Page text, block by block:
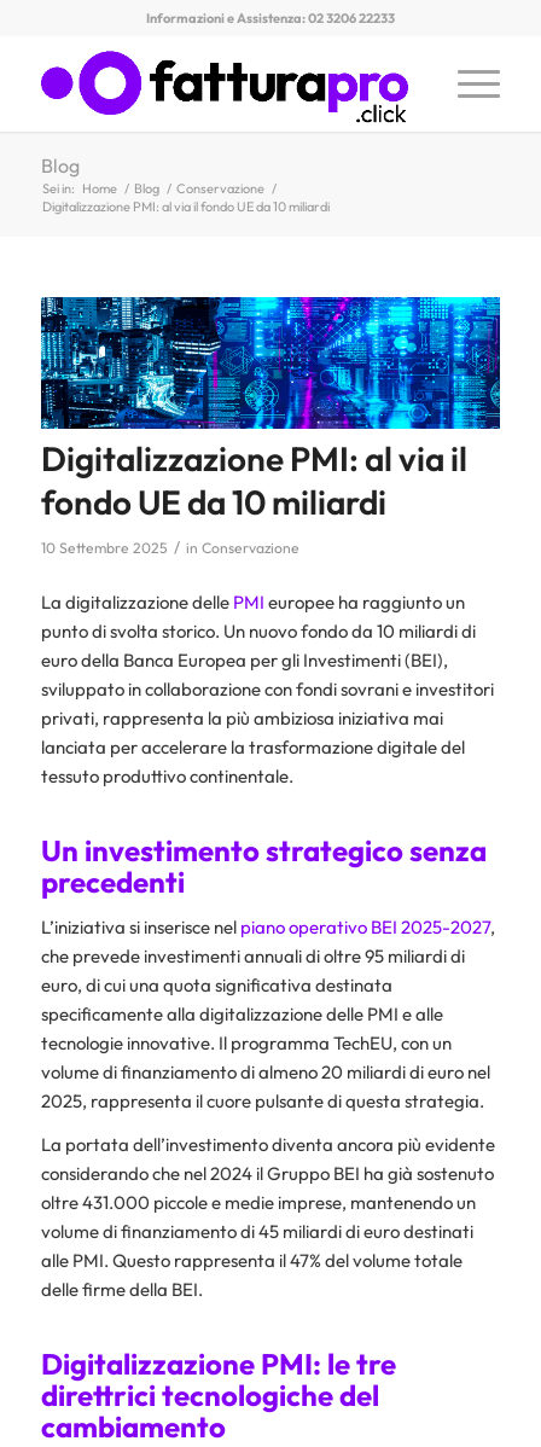
Informazioni e Assistenza: 02 3206 22233
Blog
Sei in: Home / Blog / Conservazione /
Digitalizzazione PMI: al via il fondo UE da 10 miliardi
Digitalizzazione PMI: al via il
fondo UE da 10 miliardi
10 Settembre 2025 / in Conservazione
La digitalizzazione delle PMI europee ha raggiunto un
punto di svolta storico. Un nuovo fondo da 10 miliardi di
euro della Banca Europea per gli Investimenti (BEI),
sviluppato in collaborazione con fondi sovrani e investitori
privati, rappresenta la più ambiziosa iniziativa mai
lanciata per accelerare la trasformazione digitale del
tessuto produttivo continentale.
Un investimento strategico senza
precedenti
L’iniziativa si inserisce nel piano operativo BEI 2025-2027,
che prevede investimenti annuali di oltre 95 miliardi di
euro, di cui una quota significativa destinata
specificamente alla digitalizzazione delle PMI e alle
tecnologie innovative. Il programma TechEU, con un
volume di finanziamento di almeno 20 miliardi di euro nel
2025, rappresenta il cuore pulsante di questa strategia.
La portata dell’investimento diventa ancora più evidente
considerando che nel 2024 il Gruppo BEI ha già sostenuto
oltre 431.000 piccole e medie imprese, mantenendo un
volume di finanziamento di 45 miliardi di euro destinati
alle PMI. Questo rappresenta il 47% del volume totale
delle firme della BEI.
Digitalizzazione PMI: le tre
direttrici tecnologiche del
cambiamento